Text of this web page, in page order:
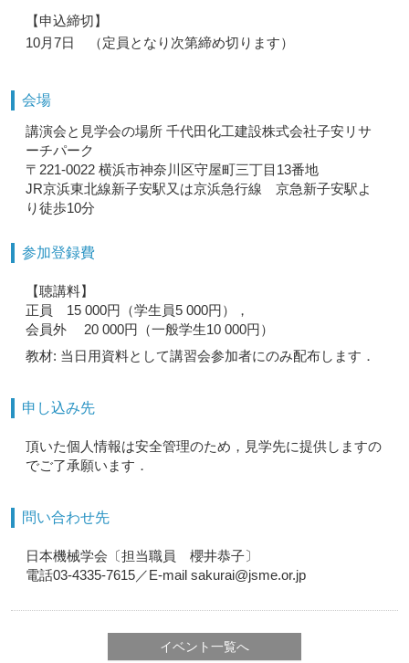
【申込締切】
10月7日 （定員となり次第締め切ります）
会場
講演会と見学会の場所 千代田化工建設株式会社子安リサ
ーチパーク
〒221-0022 横浜市神奈川区守屋町三丁目13番地
JR京浜東北線新子安駅又は京浜急行線 京急新子安駅よ
り徒歩10分
参加登録費
【聴講料】
正員 15 000円（学生員5 000円），
会員外 20 000円（一般学生10 000円）
教材: 当日用資料として講習会参加者にのみ配布します．
申し込み先
頂いた個人情報は安全管理のため，見学先に提供しますの
でご了承願います．
問い合わせ先
日本機械学会〔担当職員 櫻井恭子〕
電話03-4335-7615／E-mail sakurai@jsme.or.jp
イベント一覧へ